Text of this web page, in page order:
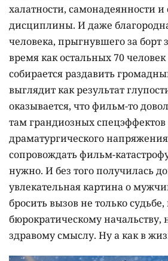
халатности, самонадеянности и
дисциплины. И даже
человека, прыгнувшего за борт
время как остальных 70
собирается раздавить
выглядит как результат
оказывается, что фильм-то
там грандиозных спецэффектов
драматургического
сопровождать фильм-
нужно. И без того получилась
увлекательная картина о
бросить вызов не только
бюрократическому начальству,
здравому смыслу. Ну а как в